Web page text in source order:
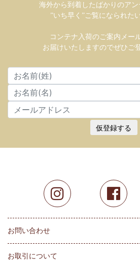
海外から到着したばかりのア
”いち早く”ご覧になられた
コンテナ入荷のご案内メー
お届けいたしますのでぜひご
仮登録する
お問い合わせ
お取引について